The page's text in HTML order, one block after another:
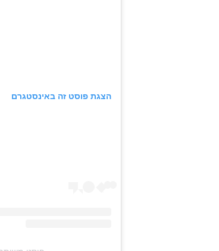
הצגת פוסט זה באינסטגרם